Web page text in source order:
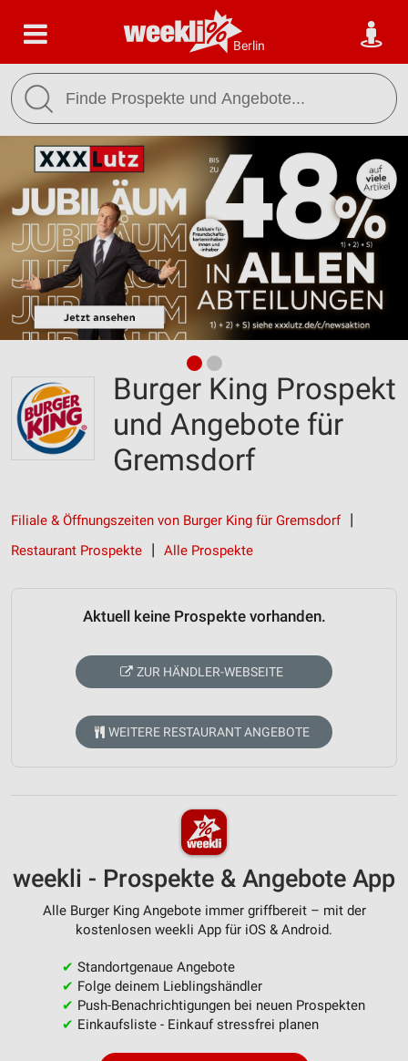
Berlin
Burger King Prospekt
und Angebote für
Gremsdorf
Filiale & Öffnungszeiten von Burger King für Gremsdorf
Restaurant Prospekte
Alle Prospekte
Aktuell keine Prospekte vorhanden.
ZUR HÄNDLER-WEBSEITE
WEITERE RESTAURANT ANGEBOTE
weekli - Prospekte & Angebote App
Alle Burger King Angebote immer griffbereit – mit der
kostenlosen weekli App für iOS & Android.
✔ Standortgenaue Angebote
✔ Folge deinem Lieblingshändler
✔ Push-Benachrichtigungen bei neuen Prospekten
✔ Einkaufsliste - Einkauf stressfrei planen